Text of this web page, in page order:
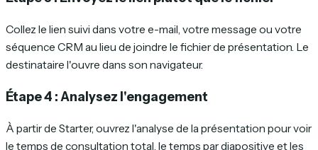
Collez le lien suivi dans votre e-mail, votre message ou votre
séquence CRM au lieu de joindre le fichier de présentation. Le
destinataire l'ouvre dans son navigateur.
Étape 4 : Analysez l'engagement
À partir de Starter, ouvrez l'analyse de la présentation pour voir
le temps de consultation total, le temps par diapositive et les